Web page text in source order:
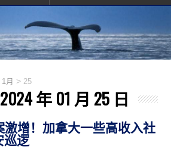
1月 > 25
2024 年 01 月 25 日
激增！加拿大一些高收入社
巡逻